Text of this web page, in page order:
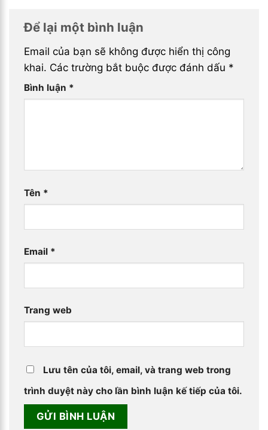
Để lại một bình luận
Email của bạn sẽ không được hiển thị công
khai. Các trường bắt buộc được đánh dấu *
Bình luận *
Tên *
Email *
Trang web
Lưu tên của tôi, email, và trang web trong
trình duyệt này cho lần bình luận kế tiếp của tôi.